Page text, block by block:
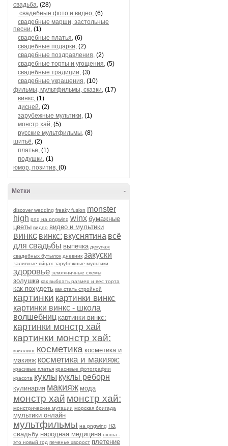
свадьба, (28)
свадебные фото и видео, (6)
свадебные марши, застольные
песни, (1)
свадебные платья, (6)
свадебные подарки, (2)
свадебные поздравления, (2)
свадебные торты и угощения, (5)
свадебные традиции, (3)
свадебные украшения, (10)
фильмы, мультфильмы, сказки, (17)
винкс, (1)
дисней, (2)
зарубежные мультики, (1)
монстр хай, (5)
русские мультфильмы, (8)
шитьё, (2)
платье, (1)
подушки, (1)
юмор, позитив, (0)
-
Метки
discover wedding freaky fusion monster
high png на pngwing winx бумажные
цветы видео видео и мультики
винкс винкс: вкуснятина всё
для свадьбы выпечка декупаж
свадебных бутылок дневник закуски
заливные яйцах зарубежные мультики
здоровье земляничные схемы
золушка как выбрать размер и вес торта
как похудеть как стать стройной
картинки картинки винкс
картинки винкс - школа
волшебниц картинки винкс:
картинки монстр хай
картинки монстр хай:
квиллинг косметика косметика и
макияж косметика и макияж:
красивые платья красивые фотографии
красота куклы куклы реборн
кулинария макияж мода
монстр хай монстр хай:
монстрические мутации морская бригада
мультики онлайн
мультфильмы на pngwing на
свадьбу народная медицина нюша -
это новый год печенье хворост плетение